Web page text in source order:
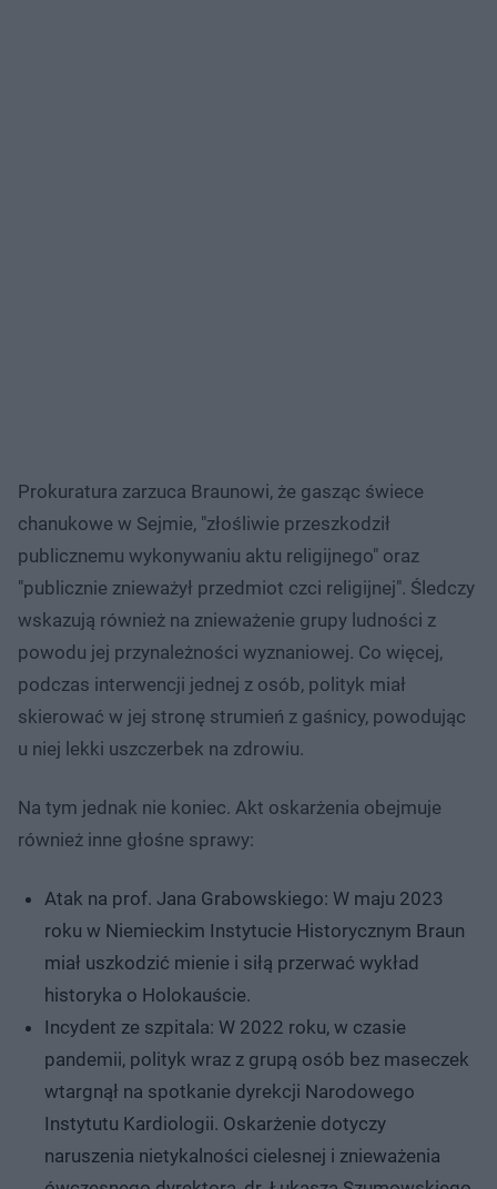
Prokuratura zarzuca Braunowi, że gasząc świece
chanukowe w Sejmie, "złośliwie przeszkodził
publicznemu wykonywaniu aktu religijnego" oraz
"publicznie znieważył przedmiot czci religijnej". Śledczy
wskazują również na znieważenie grupy ludności z
powodu jej przynależności wyznaniowej. Co więcej,
podczas interwencji jednej z osób, polityk miał
skierować w jej stronę strumień z gaśnicy, powodując
u niej lekki uszczerbek na zdrowiu.
Na tym jednak nie koniec. Akt oskarżenia obejmuje
również inne głośne sprawy:
Atak na prof. Jana Grabowskiego: W maju 2023
roku w Niemieckim Instytucie Historycznym Braun
miał uszkodzić mienie i siłą przerwać wykład
historyka o Holokauście.
Incydent ze szpitala: W 2022 roku, w czasie
pandemii, polityk wraz z grupą osób bez maseczek
wtargnął na spotkanie dyrekcji Narodowego
Instytutu Kardiologii. Oskarżenie dotyczy
naruszenia nietykalności cielesnej i znieważenia